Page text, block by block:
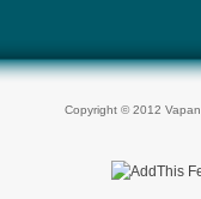
Copyright © 2012